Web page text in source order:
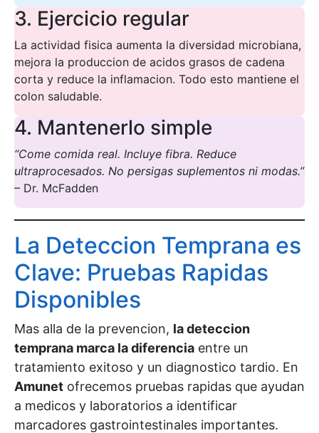
3. Ejercicio regular
La actividad fisica aumenta la diversidad microbiana,
mejora la produccion de acidos grasos de cadena
corta y reduce la inflamacion. Todo esto mantiene el
colon saludable.
4. Mantenerlo simple
“Come comida real. Incluye fibra. Reduce
ultraprocesados. No persigas suplementos ni modas.”
– Dr. McFadden
La Deteccion Temprana es
Clave: Pruebas Rapidas
Disponibles
Mas alla de la prevencion, la deteccion
temprana marca la diferencia entre un
tratamiento exitoso y un diagnostico tardio. En
Amunet ofrecemos pruebas rapidas que ayudan
a medicos y laboratorios a identificar
marcadores gastrointestinales importantes.